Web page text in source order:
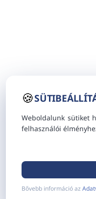
🍪
Weboldalunk sütiket
felhasználói
Bővebb információ az